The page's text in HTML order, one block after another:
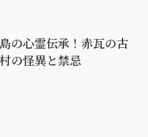
の心霊伝承！赤瓦の古
の怪異と禁忌